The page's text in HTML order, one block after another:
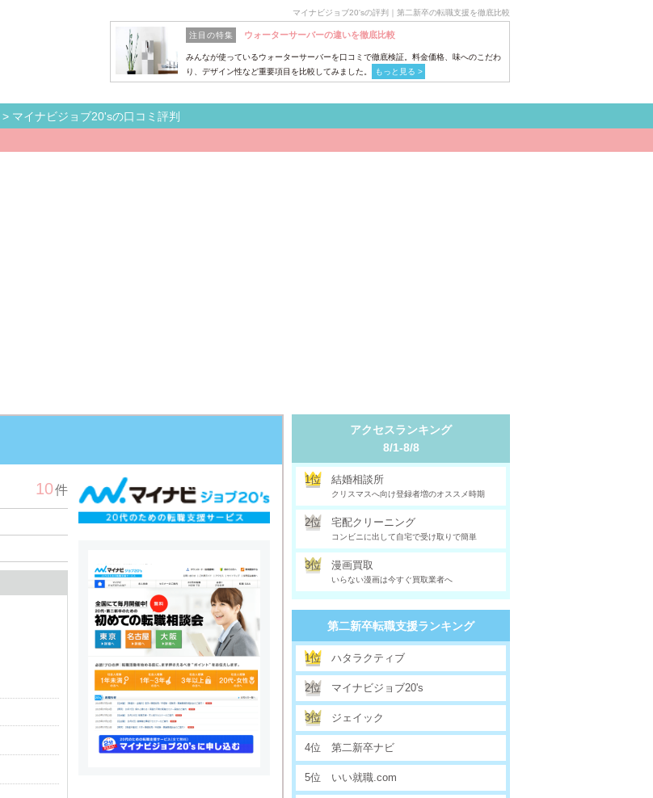
マイナビジョブ20'sの評判｜第二新卒の転職支援を徹底比較
注目の特集 ウォーターサーバーの違いを徹底比較
みんなが使っているウォーターサーバーを口コミで徹底検証。料金価格、味へのこだわ
り、デザイン性など重要項目を比較してみました。
もっと見る >
> マイナビジョブ20'sの口コミ評判
10件
アクセスランキング
8/1-8/8
1位 結婚相談所
クリスマスへ向け登録者増のオススメ時期
2位 宅配クリーニング
コンビニに出して自宅で受け取りで簡単
3位 漫画買取
いらない漫画は今すぐ買取業者へ
第二新卒転職支援ランキング
1位 ハタラクティブ
2位 マイナビジョブ20's
3位 ジェイック
4位 第二新卒ナビ
5位 いい就職.com